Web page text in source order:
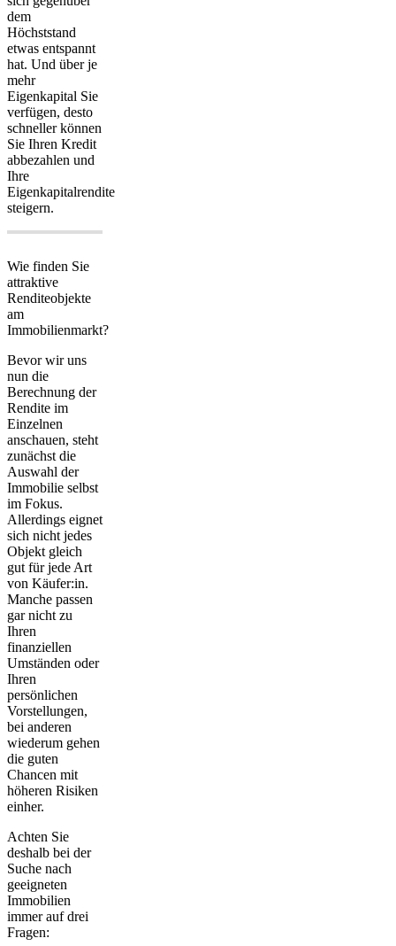
dem
Höchststand
etwas entspannt
hat. Und über je
mehr
Eigenkapital Sie
verfügen, desto
schneller können
Sie Ihren Kredit
abbezahlen und
Ihre
Eigenkapitalrendite
steigern.
Wie finden Sie
attraktive
Renditeobjekte
am
Immobilienmarkt?
Bevor wir uns
nun die
Berechnung der
Rendite im
Einzelnen
anschauen, steht
zunächst die
Auswahl der
Immobilie selbst
im Fokus.
Allerdings eignet
sich nicht jedes
Objekt gleich
gut für jede Art
von Käufer:in.
Manche passen
gar nicht zu
Ihren
finanziellen
Umständen oder
Ihren
persönlichen
Vorstellungen,
bei anderen
wiederum gehen
die guten
Chancen mit
höheren Risiken
einher.
Achten Sie
deshalb bei der
Suche nach
geeigneten
Immobilien
immer auf drei
Fragen: